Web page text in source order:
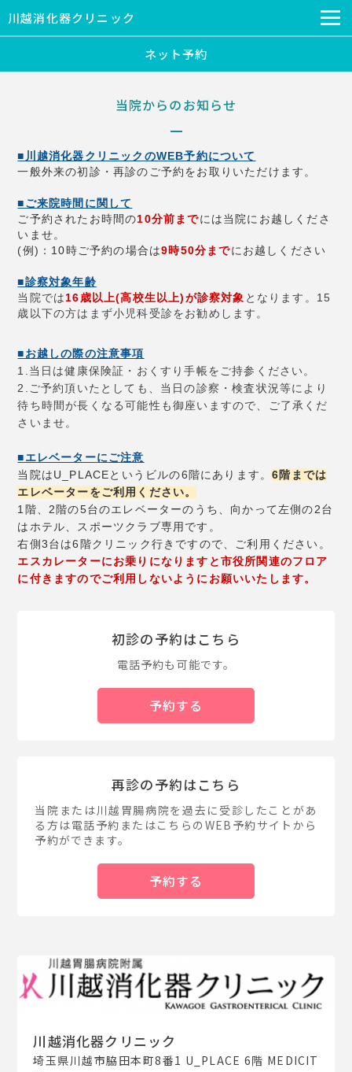
川越消化器クリニック
ネット予約
当院からのお知らせ
■川越消化器クリニックのWEB予約について
一般外来の初診・再診のご予約をお取りいただけます。
■ご来院時間に関して
ご予約されたお時間の10分前までには当院にお越しくださ
いませ。
(例)：10時ご予約の場合は9時50分までにお越しください
■診察対象年齢
当院では16歳以上(高校生以上)が診察対象 となります。15
歳以下の方はまず小児科受診をお勧めします。
■お越しの際の注意事項
1.当日は健康保険証・おくすり手帳をご持参ください。
2.ご予約頂いたとしても、当日の診察・検査状況等により
待ち時間が長くなる可能性も御座いますので、ご了承くだ
さいませ。
■エレベーターにご注意
当院はU_PLACEというビルの6階にあります。6階までは
エレベーターをご利用ください。
1階、2階の5台のエレベーターのうち、向かって左側の2台
はホテル、スポーツクラブ専用です。
右側3台は6階クリニック行きですので、ご利用ください。
エスカレーターにお乗りになりますと市役所関連のフロア
に付きますのでご利用しないようにお願いいたします。
初診の予約はこちら
電話予約も可能です。
予約する
再診の予約はこちら
当院または川越胃腸病院を過去に受診したことがあ
る方は電話予約またはこちらのWEB予約サイトから
予約ができます。
予約する
川越消化器クリニック
埼玉県川越市脇田本町8番1 U_PLACE 6階 MEDICIT